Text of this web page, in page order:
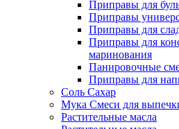
Приправы для
Приправы
Приправы для
Приправы для
маринования
Панировочные
Приправы для
Соль Сахар
Мука Смеси для
Растительные масла